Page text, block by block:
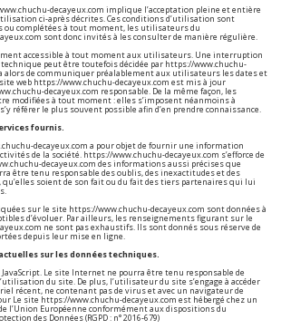
decayeux.com implique l’acceptation pleine et entière
ci-après décrites. Ces conditions d’utilisation sont
ou complétées à tout moment, les utilisateurs du
sont donc invités à les consulter de manière régulière.
accessible à tout moment aux utilisateurs. Une interruption
peut être toutefois décidée par https://www.chuchu-
alors de communiquer préalablement aux utilisateurs les dates et
web https://www.chuchu-decayeux.com est mis à jour
decayeux.com responsable. De la même façon, les
modifiées à tout moment : elles s’imposent néanmoins à
référer le plus souvent possible afin d’en prendre connaissance.
fournis.
decayeux.com a pour objet de fournir une information
de la société. https://www.chuchu-decayeux.com s’efforce de
decayeux.com des informations aussi précises que
être tenu responsable des oublis, des inexactitudes et des
qu’elles soient de son fait ou du fait des tiers partenaires qui lui
sur le site https://www.chuchu-decayeux.com sont données à
d’évoluer. Par ailleurs, les renseignements figurant sur le
ne sont pas exhaustifs. Ils sont donnés sous réserve de
depuis leur mise en ligne.
sur les données techniques.
Le site Internet ne pourra être tenu responsable de
du site. De plus, l’utilisateur du site s’engage à accéder
récent, ne contenant pas de virus et avec un navigateur de
Le site https://www.chuchu-decayeux.com est hébergé chez un
l’Union Européenne conformément aux dispositions du
des Données (RGPD : n° 2016-679)